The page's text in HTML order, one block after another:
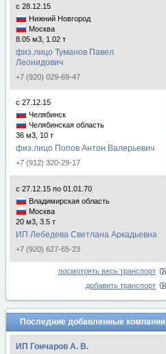
с 28.12.15
Нижний Новгород
Москва
8.05 м3, 1.02 т
физ.лицо Туманов Павел
Леонидович
+7 (920) 029-69-47
с 27.12.15
Челябинск
Челябинская область
36 м3, 10 т
физ.лицо Попов Антон Валерьевич
+7 (912) 320-29-17
с 27.12.15 по 01.01.70
Владимирская область
Москва
20 м3, 3.5 т
ИП Лебедева Светлана Аркадьевна
+7 (920) 627-65-23
посмотреть весь транспорт
добавить транспорт
Последние добавленные компании
ИП Гончаров А. В.